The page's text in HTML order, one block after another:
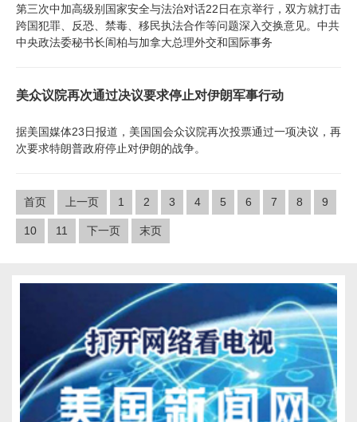
第三次中加高级别国家安全与法治对话22日在京举行，双方就打击
跨国犯罪、反恐、禁毒、移民执法合作等问题深入交换意见。中共
中央政法委秘书长訚柏与加拿大总理外交和国际事务
美众议院再次通过决议要求停止对伊朗军事行动
据美国媒体23日报道，美国国会众议院再次投票通过一项决议，再
次要求特朗普政府停止对伊朗的战争。
首页 上一页 1 2 3 4 5 6 7 8 9
10 11 下一页 末页